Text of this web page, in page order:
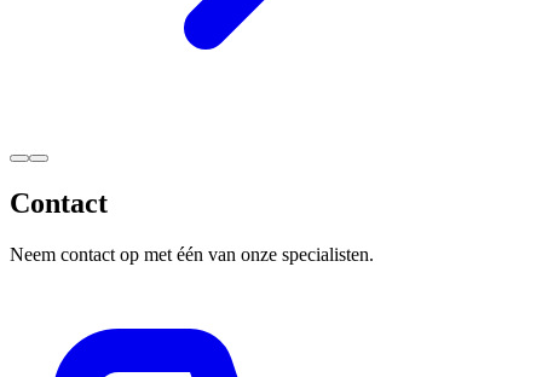
Contact
Neem contact op met één van onze specialisten.